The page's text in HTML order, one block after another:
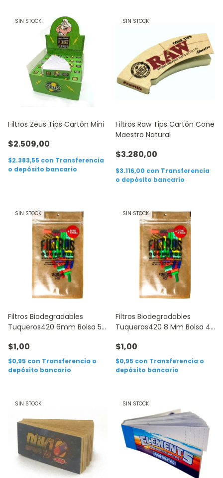
SIN STOCK
Filtros Zeus Tips Cartón Mini
$2.509,00
$2.383,55 con Transferencia
o depósito bancario
SIN STOCK
Filtros Raw Tips Cartón Cone
Maestro Natural
$3.280,00
$3.116,00 con Transferencia
o depósito bancario
SIN STOCK
Filtros Biodegradables
Tuqueros420 6mm Bolsa 50
$1,00
$0,95 con Transferencia o
depósito bancario
SIN STOCK
Filtros Biodegradables
Tuqueros420 8 Mm Bolsa 40
$1,00
$0,95 con Transferencia o
depósito bancario
SIN STOCK SIN STOCK